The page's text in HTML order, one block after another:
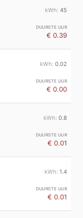
45
€ 0.39
0.02
€ 0.00
0.8
€ 0.01
1.4
€ 0.01